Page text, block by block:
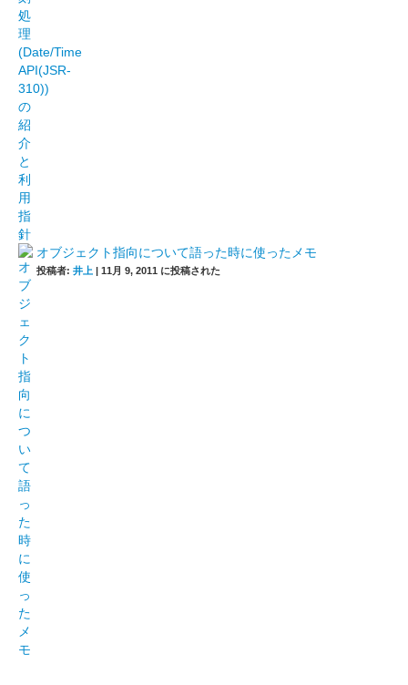
オブジェクト指向について語った時に使ったメモ
投稿者: 井上 | 11月 9, 2011 に投稿された